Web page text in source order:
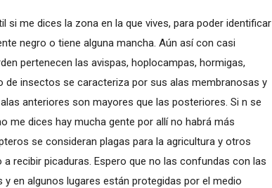
si me dices la zona en la que vives, para poder identificar
negro o tiene alguna mancha. Aún así con casi
pertenecen las avispas, hoplocampas, hormigas,
de insectos se caracteriza por sus alas membranosas y
anteriores son mayores que las posteriores. Si n se
me dices hay mucha gente por allí no habrá más
se consideran plagas para la agricultura y otros
recibir picaduras. Espero que no las confundas con las
en algunos lugares están protegidas por el medio